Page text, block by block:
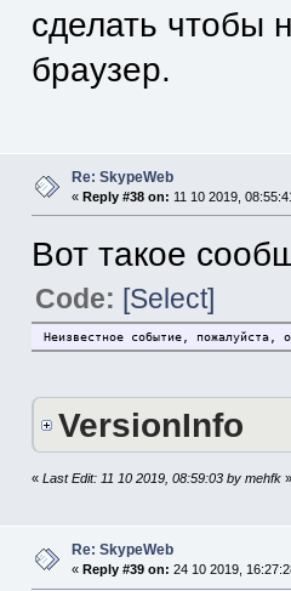
сделать чтобы
браузер.
Re: SkypeWeb
« Reply #38 on: 11 10 2019,
Вот такое
Code: [Select]
Неизвестное событие, пожалуйста,
VersionInfo
«Last Edit: 11 10 2019, 08:59:03 by mehfk
Re: SkypeWeb
« Reply #39 on: 24 10 2019,